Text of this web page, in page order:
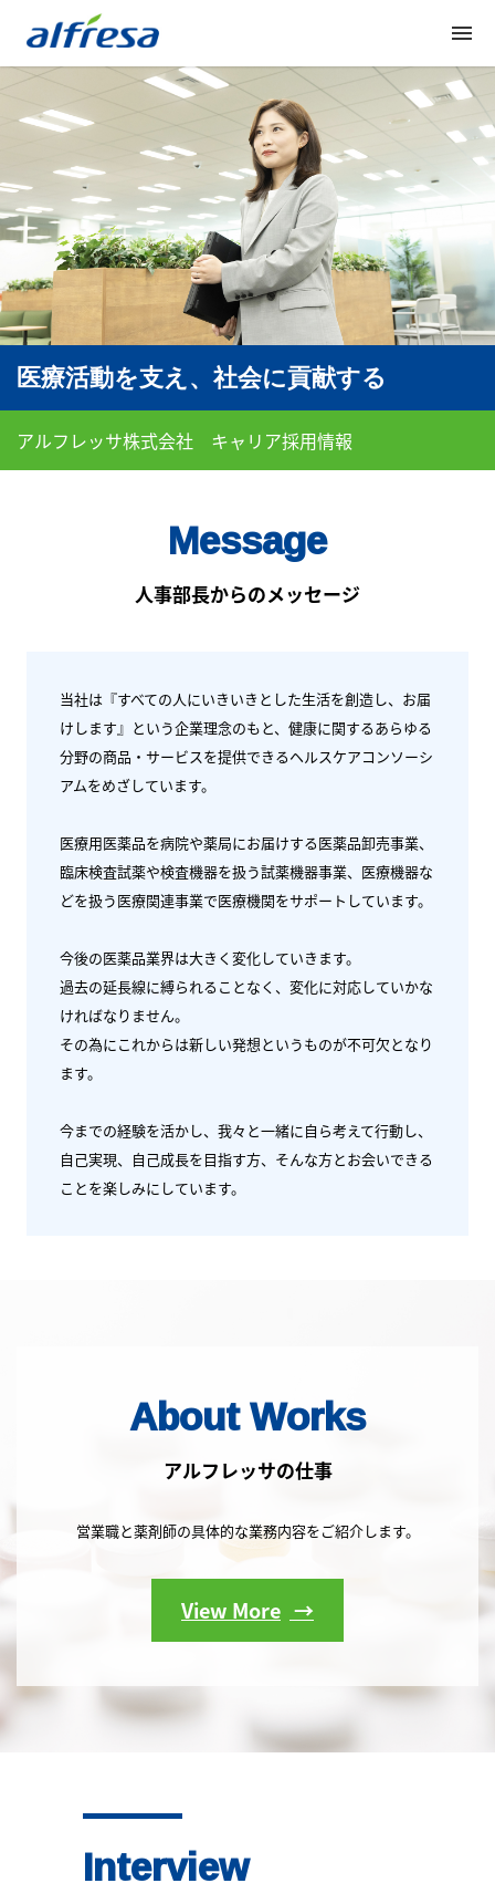
イ
ン
コ
テ
ン
ツ
menu
医療活動を支え、社会に貢献する
アルフレッサ株式会社 キャリア採用情報
Message
人事部長からのメッセージ
当社は『すべての人にいきいきとした生活を創造し、お届
けします』という企業理念のもと、健康に関するあらゆる
分野の商品・サービスを提供できるヘルスケアコンソーシ
アムをめざしています。
医療用医薬品を病院や薬局にお届けする医薬品卸売事業、
臨床検査試薬や検査機器を扱う試薬機器事業、医療機器な
どを扱う医療関連事業で医療機関をサポートしています。
今後の医薬品業界は大きく変化していきます。
過去の延長線に縛られることなく、変化に対応していかな
ければなりません。
その為にこれからは新しい発想というものが不可欠となり
ます。
今までの経験を活かし、我々と一緒に自ら考えて行動し、
自己実現、自己成長を目指す方、 そんな方とお会いできる
ことを楽しみにしています。
About Works
アルフレッサの仕事
営業職と薬剤師の具体的な業務内容をご紹介します。
View More
Interview